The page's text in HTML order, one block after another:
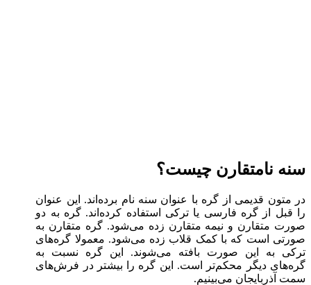
سنه نامتقارن چیست؟
در متون قدیمی از گره با عنوان سنه نام برده‌اند. این عنوان
را قبل از گره فارسی یا ترکی استفاده کرده‌اند. گره به دو
صورت متقارن و نیمه متقارن زده می‌شود. گره متقارن به
صورتی است که با کمک قلاب زده می‌شود. معمولا گره‌های
ترکی به این صورت بافته می‌شوند. این گره نسبت به
گره‌های دیگر محکم‌تر است. این گره را بیشتر در فرش‌های
سمت آذربایجان می‌بینیم.